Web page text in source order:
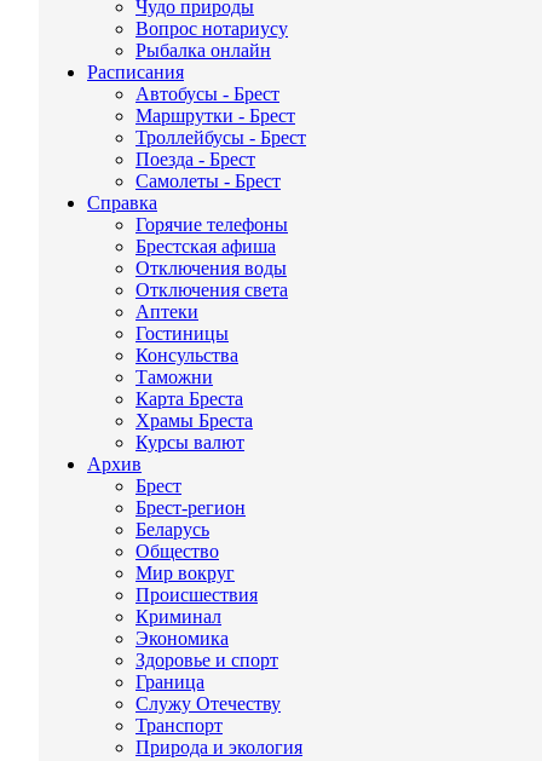
Чудо природы
Вопрос нотариусу
Рыбалка онлайн
Расписания
Автобусы - Брест
Маршрутки - Брест
Троллейбусы - Брест
Поезда - Брест
Самолеты - Брест
Справка
Горячие телефоны
Брестская афиша
Отключения воды
Отключения света
Аптеки
Гостиницы
Консульства
Таможни
Карта Бреста
Храмы Бреста
Курсы валют
Архив
Брест
Брест-регион
Беларусь
Общество
Мир вокруг
Происшествия
Криминал
Экономика
Здоровье и спорт
Граница
Служу Отечеству
Транспорт
Природа и экология